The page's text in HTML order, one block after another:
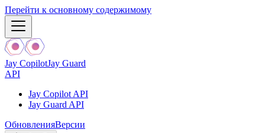
Перейти к основному содержимому
Jay CopilotJay Guard
API
Jay Copilot API
Jay Guard API
ОбновленияВерсии